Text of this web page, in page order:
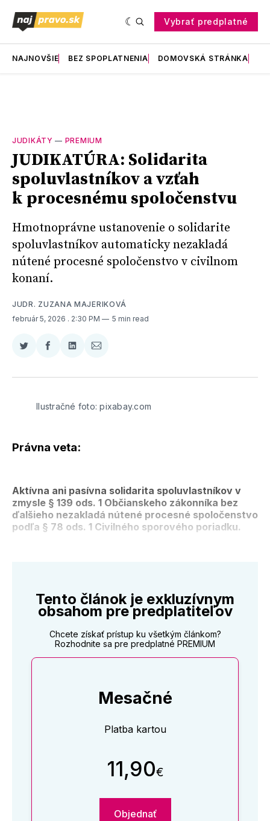
Vybrať predplatné
NAJNOVŠIE BEZ SPOPLATNENIA DOMOVSKÁ STRÁNKA
JUDIKÁTY — PREMIUM
JUDIKATÚRA: Solidarita
spoluvlastníkov a vzťah
k procesnému spoločenstvu
Hmotnoprávne ustanovenie o solidarite
spoluvlastníkov automaticky nezakladá
nútené procesné spoločenstvo v civilnom
konaní.
JUDR. ZUZANA MAJERIKOVÁ
február 5, 2026 . 2:30 PM 5 min read
Zdieľať
Twitter
Zdieľať
Facebooku
Zdieľať
LinkedIne
Zdieľať
E-
Ilustračné foto: pixabay.com
Právna veta:
Aktívna ani pasívna solidarita spoluvlastníkov v
zmysle § 139 ods. 1 Občianskeho zákonníka bez
ďalšieho nezakladá nútené procesné spoločenstvo
podľa § 78 ods. 1 Civilného sporového poriadku.
Tento článok je exkluzívnym
obsahom pre predplatiteľov
Chcete získať prístup ku všetkým článkom?
Rozhodnite sa pre predplatné PREMIUM
Mesačné
Platba kartou
11,90€
Objednať